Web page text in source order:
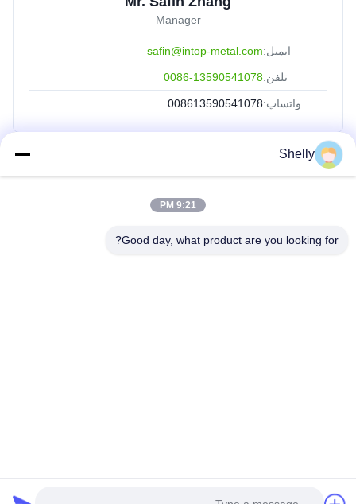
Manager
ایمیل:safin@intop-metal.com
تلفن:0086-13590541078
واتساپ:008613590541078
لینک های سریع
خانه
دربارهی ما
© 2026 INTOP METAL CO., LTD. All Rights Reserved.
Shelly
9:21 PM
Good day, what product are you looking for?